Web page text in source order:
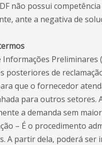
não possui
ante a negativa de
Informações
posteriores de
que o fornecedor
para outros setores.
a demanda sem
– É o procedimento
A partir dela, poderá ser